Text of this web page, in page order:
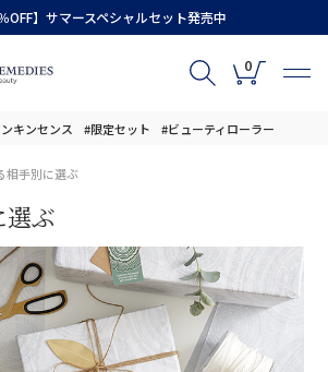
OFF】サマースペシャルセット発売中
0
キンセンス #限定セット #ビューティローラー
相手別に選ぶ
選ぶ